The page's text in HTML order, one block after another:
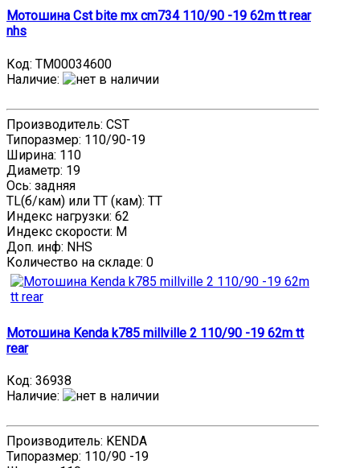
Мотошина Cst bite mx cm734 110/90 -19 62m tt rear
nhs
Код: TM00034600
Наличие:
Производитель: CST
Типоразмер: 110/90-19
Ширина: 110
Диаметр: 19
Ось: задняя
TL(б/кам) или TT (кам): TT
Индекс нагрузки: 62
Индекс скорости: M
Доп. инф: NHS
Количество на складе: 0
Мотошина Kenda k785 millville 2 110/90 -19 62m tt
rear
Код: 36938
Наличие:
Производитель: KENDA
Типоразмер: 110/90 -19